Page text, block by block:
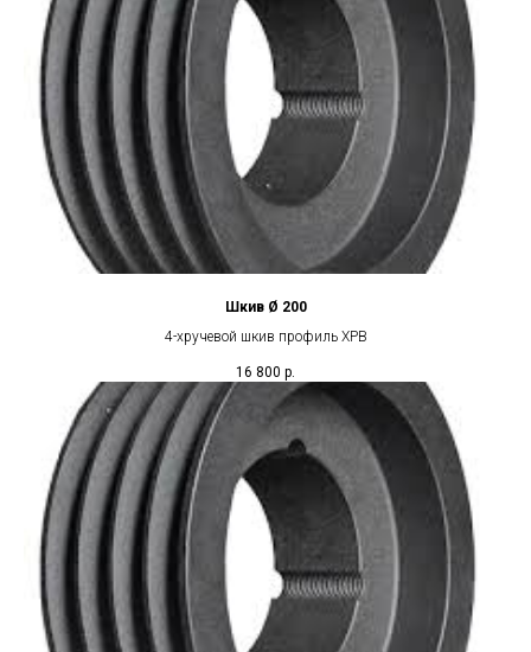
Шкив Ø 200
4-хручевой шкив профиль XPB
16 800 р.